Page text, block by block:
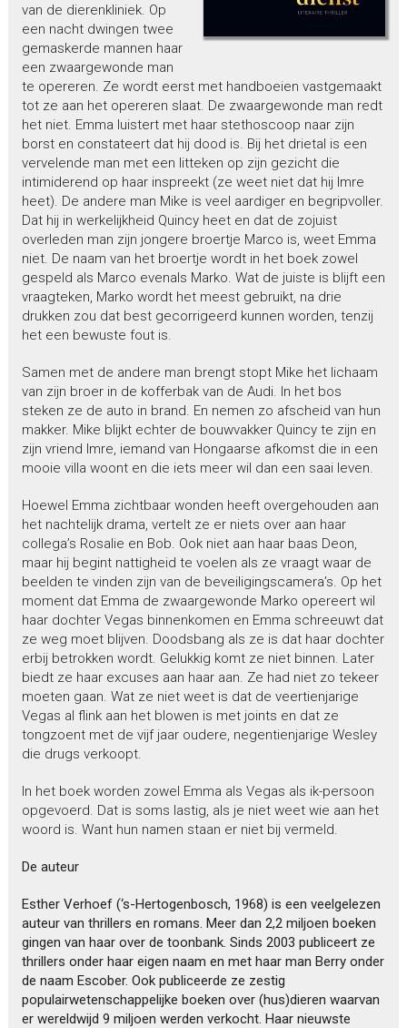
van de dierenkliniek. Op
een nacht dwingen twee
gemaskerde mannen haar
een zwaargewonde man
te opereren. Ze wordt eerst met handboeien vastgemaakt
tot ze aan het opereren slaat. De zwaargewonde man redt
het niet. Emma luistert met haar stethoscoop naar zijn
borst en constateert dat hij dood is. Bij het drietal is een
vervelende man met een litteken op zijn gezicht die
intimiderend op haar inspreekt (ze weet niet dat hij Imre
heet). De andere man Mike is veel aardiger en begripvoller.
Dat hij in werkelijkheid Quincy heet en dat de zojuist
overleden man zijn jongere broertje Marco is, weet Emma
niet. De naam van het broertje wordt in het boek zowel
gespeld als Marco evenals Marko. Wat de juiste is blijft een
vraagteken, Marko wordt het meest gebruikt, na drie
drukken zou dat best gecorrigeerd kunnen worden, tenzij
het een bewuste fout is.
Samen met de andere man brengt stopt Mike het lichaam
van zijn broer in de kofferbak van de Audi. In het bos
steken ze de auto in brand. En nemen zo afscheid van hun
makker. Mike blijkt echter de bouwvakker Quincy te zijn en
zijn vriend Imre, iemand van Hongaarse afkomst die in een
mooie villa woont en die iets meer wil dan een saai leven.
Hoewel Emma zichtbaar wonden heeft overgehouden aan
het nachtelijk drama, vertelt ze er niets over aan haar
collega’s Rosalie en Bob. Ook niet aan haar baas Deon,
maar hij begint nattigheid te voelen als ze vraagt waar de
beelden te vinden zijn van de beveiligingscamera’s. Op het
moment dat Emma de zwaargewonde Marko opereert wil
haar dochter Vegas binnenkomen en Emma schreeuwt dat
ze weg moet blijven. Doodsbang als ze is dat haar dochter
erbij betrokken wordt. Gelukkig komt ze niet binnen. Later
biedt ze haar excuses aan haar aan. Ze had niet zo tekeer
moeten gaan. Wat ze niet weet is dat de veertienjarige
Vegas al flink aan het blowen is met joints en dat ze
tongzoent met de vijf jaar oudere, negentienjarige Wesley
die drugs verkoopt.
In het boek worden zowel Emma als Vegas als ik-persoon
opgevoerd. Dat is soms lastig, als je niet weet wie aan het
woord is. Want hun namen staan er niet bij vermeld.
De auteur
Esther Verhoef (‘s-Hertogenbosch, 1968) is een veelgelezen
auteur van thrillers en romans. Meer dan 2,2 miljoen boeken
gingen van haar over de toonbank. Sinds 2003 publiceert ze
thrillers onder haar eigen naam en met haar man Berry onder
de naam Escober. Ook publiceerde ze zestig
populairwetenschappelijke boeken over (hus)dieren waarvan
er wereldwijd 9 miljoen werden verkocht. Haar nieuwste